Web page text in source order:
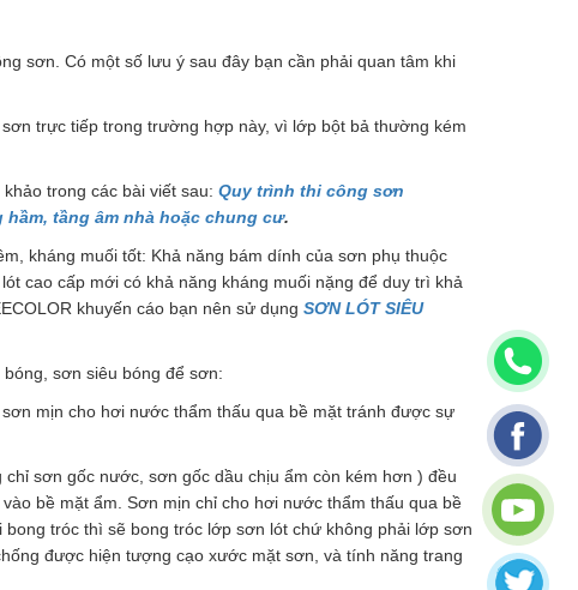
sơn. Có một số lưu ý sau đây bạn cần phải quan tâm khi
trực tiếp trong trường hợp này, vì lớp bột bả thường kém
trong các bài viết sau: Quy trình thi công sơn
tầng âm nhà hoặc chung cư.
kháng muối tốt: Khả năng bám dính của sơn phụ thuộc
cao cấp mới có khả năng kháng muối nặng để duy trì khả
khuyến cáo bạn nên sử dụng SƠN LÓT SIÊU
sơn siêu bóng để sơn:
mịn cho hơi nước thẩm thấu qua bề mặt tránh được sự
sơn gốc nước, sơn gốc dầu chịu ẩm còn kém hơn ) đều
bề mặt ẩm. Sơn mịn chỉ cho hơi nước thẩm thấu qua bề
tróc thì sẽ bong tróc lớp sơn lót chứ không phải lớp sơn
được hiện tượng cạo xước mặt sơn, và tính năng trang